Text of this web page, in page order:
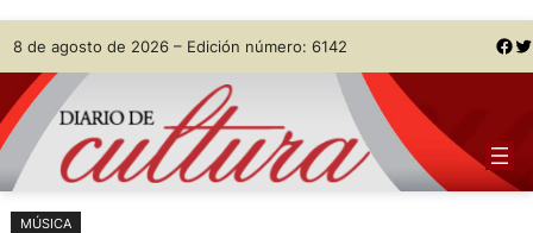
Saltar
al
contenido
Skip
to
content
8 de agosto de 2026 – Edición número: 6142 Facebook Twitter
MÚSICA